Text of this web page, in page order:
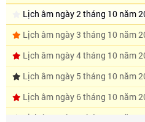
Lịch âm ngày 2 tháng 10 năm
Lịch âm ngày 3 tháng 10 năm
Lịch âm ngày 4 tháng 10 năm
Lịch âm ngày 5 tháng 10 năm
Lịch âm ngày 6 tháng 10 năm
Lịch âm ngày 7 tháng 10 năm